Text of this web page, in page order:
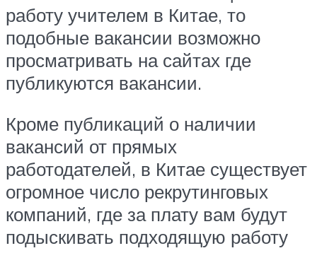
работу учителем в Китае, то
подобные вакансии возможно
просматривать на сайтах где
публикуются вакансии.
Кроме публикаций о наличии
вакансий от прямых
работодателей, в Китае существует
огромное число рекрутинговых
компаний, где за плату вам будут
подыскивать подходящую работу